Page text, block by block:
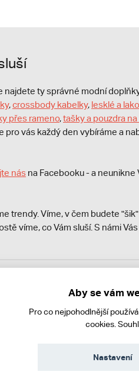
najdete ty správné modní
,crossbody kabelky, lesklé a
přes rameno,tašky a pouzdra
pro vás každý den vybíráme a
nás na Facebooku - a neunikne
trendy. Víme, v čem budete
víme, co Vám sluší. S námi
u správce daně online; v případě
Aby se vám
Pro co nejpohodlnější
cookies.
Nastavení